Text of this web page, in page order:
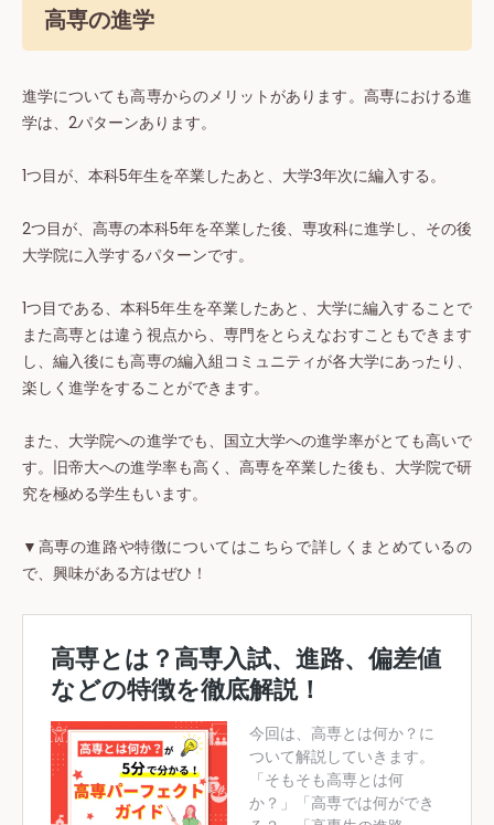
高専の進学
進学についても高専からのメリットがあります。高専における進
学は、2パターンあります。
1つ目が、本科5年生を卒業したあと、大学3年次に編入する。
2つ目が、高専の本科5年を卒業した後、専攻科に進学し、その後
大学院に入学するパターンです。
1つ目である、本科5年生を卒業したあと、大学に編入することで
また高専とは違う視点から、専門をとらえなおすこともできます
し、編入後にも高専の編入組コミュニティが各大学にあったり、
楽しく進学をすることができます。
また、大学院への進学でも、国立大学への進学率がとても高いで
す。旧帝大への進学率も高く、高専を卒業した後も、大学院で研
究を極める学生もいます。
▼高専の進路や特徴についてはこちらで詳しくまとめているの
で、興味がある方はぜひ！